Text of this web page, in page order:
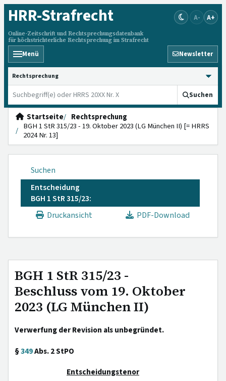
HRR-Strafrecht
Online-Zeitschrift und Rechtsprechungsdatenbank
für höchstrichterliche Rechtsprechung im Strafrecht
A- A+
Menü Newsletter
HRRS durchsuchen
Suchen
Startseite
Rechtsprechung
BGH 1 StR 315/23 - 19. Oktober 2023 (LG München II) [= HRRS
2024 Nr. 13]
Suchen
Entscheidung
BGH 1 StR 315/23:
Druckansicht
PDF-Download
BGH 1 StR 315/23 -
Beschluss vom 19. Oktober
2023 (LG München II)
Verwerfung der Revision als unbegründet.
§349Abs. 2 StPO
Entscheidungstenor